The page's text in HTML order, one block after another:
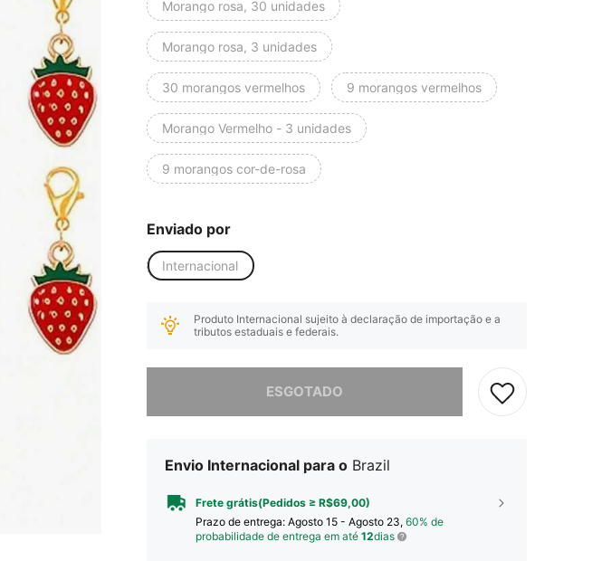
Morango rosa, 30 unidades
Morango rosa, 3 unidades
30 morangos vermelhos 9 morangos vermelhos
Morango Vermelho - 3 unidades
9 morangos cor-de-rosa
Enviado por
Internacional
Produto Internacional sujeito à declaração de importação e a
tributos estaduais e federais.
ESGOTADO
Envio Internacional para o Brazil
Frete grátis(Pedidos ≥ R$69,00)
Prazo de entrega: Agosto 15 - Agosto 23, 60% de
probabilidade de entrega em até 12dias